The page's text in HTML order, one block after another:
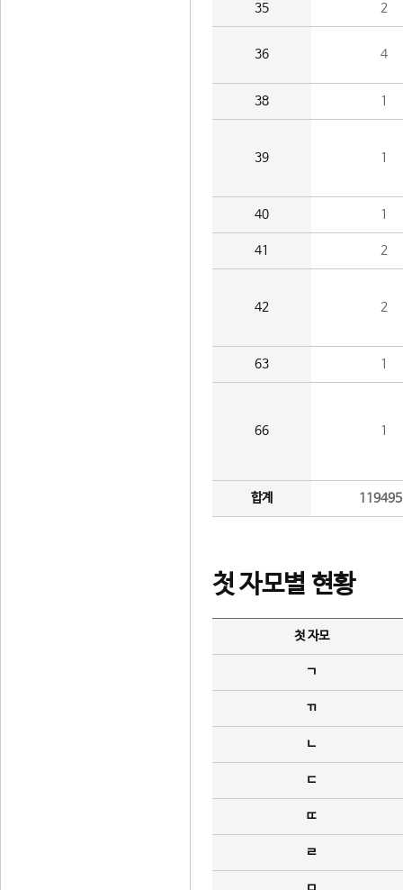
35 2
36 4
38 1
39 1
40 1
41 2
42 2
63 1
66 1
합계
첫 자모별 현황
첫 자모
ㄱ
ㄲ
ㄴ
ㄷ
ㄸ
ㄹ